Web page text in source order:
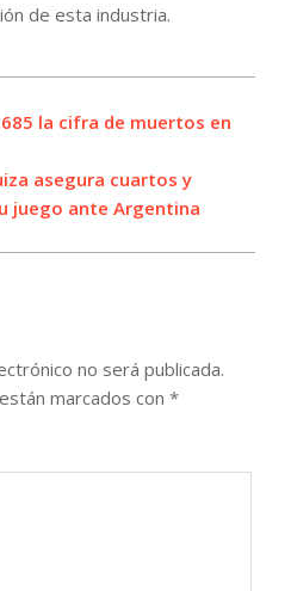
de esta industria.
la cifra de muertos en
asegura cuartos y
juego ante Argentina
no será publicada.
marcados con *